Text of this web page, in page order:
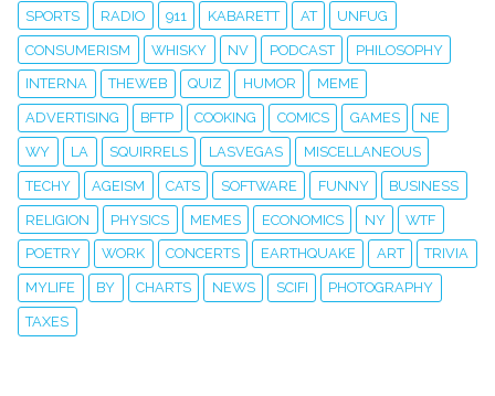
SPORTS RADIO 911 KABARETT AT UNFUG
CONSUMERISM WHISKY NV PODCAST PHILOSOPHY
INTERNA THEWEB QUIZ HUMOR MEME
ADVERTISING BFTP COOKING COMICS GAMES NE
WY LA SQUIRRELS LASVEGAS MISCELLANEOUS
TECHY AGEISM CATS SOFTWARE FUNNY BUSINESS
RELIGION PHYSICS MEMES ECONOMICS NY WTF
POETRY WORK CONCERTS EARTHQUAKE ART TRIVIA
MYLIFE BY CHARTS NEWS SCIFI PHOTOGRAPHY
TAXES